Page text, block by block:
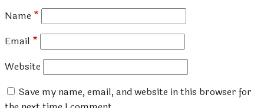
Name *
Email *
Website
Save my name, email, and website in this browser for